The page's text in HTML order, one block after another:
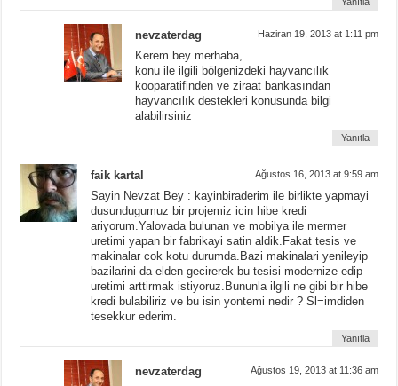
nevzaterdag Haziran 19, 2013 at 1:11 pm
Kerem bey merhaba,
konu ile ilgili bölgenizdeki hayvancılık
kooparatifinden ve ziraat bankasından
hayvancılık destekleri konusunda bilgi
alabilirsiniz
Yanıtla
faik kartal Ağustos 16, 2013 at 9:59 am
Sayin Nevzat Bey : kayinbiraderim ile birlikte yapmayi
dusundugumuz bir projemiz icin hibe kredi
ariyorum.Yalovada bulunan ve mobilya ile mermer
uretimi yapan bir fabrikayi satin aldik.Fakat tesis ve
makinalar cok kotu durumda.Bazi makinalari yenileyip
bazilarini da elden gecirerek bu tesisi modernize edip
uretimi arttirmak istiyoruz.Bununla ilgili ne gibi bir hibe
kredi bulabiliriz ve bu isin yontemi nedir ? Sl=imdiden
tesekkur ederim.
Yanıtla
nevzaterdag Ağustos 19, 2013 at 11:36 am